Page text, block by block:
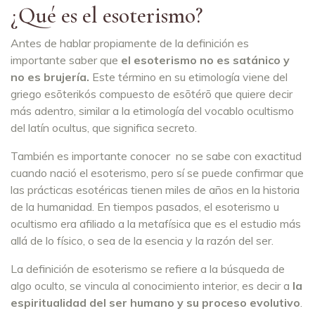
¿Qué es el esoterismo?
Antes de hablar propiamente de la definición es
importante saber que el esoterismo no es satánico y
no es brujería. Este término en su etimología viene del
griego esōterikós compuesto de esōtérō que quiere decir
más adentro, similar a la etimología del vocablo ocultismo
del latín ocultus, que significa secreto.
También es importante conocer no se sabe con exactitud
cuando nació el esoterismo, pero sí se puede confirmar que
las prácticas esotéricas tienen miles de años en la historia
de la humanidad. En tiempos pasados, el esoterismo u
ocultismo era afiliado a la metafísica que es el estudio más
allá de lo físico, o sea de la esencia y la razón del ser.
La definición de esoterismo se refiere a la búsqueda de
algo oculto, se vincula al conocimiento interior, es decir a la
espiritualidad del ser humano y su proceso evolutivo